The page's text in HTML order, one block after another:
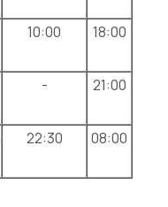
10:00 18:00
- 21:00
22:30 08:00